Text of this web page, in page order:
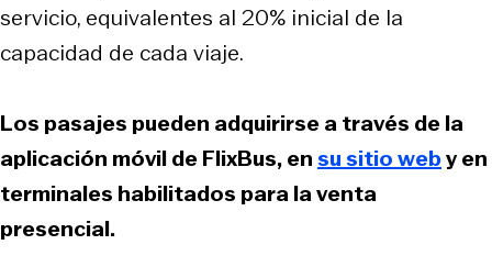
servicio, equivalentes al 20% inicial de la
capacidad de cada viaje.
Los pasajes pueden adquirirse a través de la
aplicación móvil de FlixBus, ensu sitio weby en
terminales habilitados para la venta
presencial.